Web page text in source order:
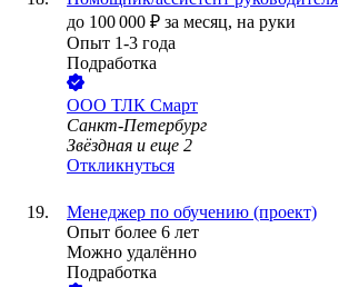
до 100 000 ₽ за месяц, на руки
Опыт 1-3 года
Подработка
ООО ТЛК Смарт
Санкт-Петербург
Звёздная и еще 2
Откликнуться
Менеджер по обучению (проект)
Опыт более 6 лет
Можно удалённо
Подработка